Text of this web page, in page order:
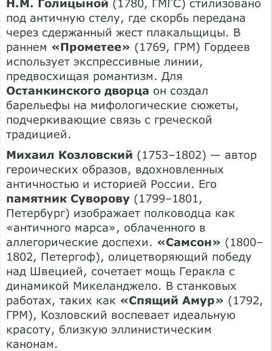
Н.М. Голицыной (1780, ГМГС) стилизовано
под античную стелу, где скорбь передана
через сдержанный жест плакальщицы. В
раннем «Прометее» (1769, ГРМ) Гордеев
использует экспрессивные линии,
предвосхищая романтизм. Для
Останкинского дворца он создал
барельефы на мифологические сюжеты,
подчеркивающие связь с греческой
традицией.
Михаил Козловский (1753–1802) — автор
героических образов, вдохновленных
античностью и историей России. Его
памятник Суворову (1799–1801,
Петербург) изображает полководца как
«античного марса», облаченного в
аллегорические доспехи. «Самсон» (1800–
1802, Петергоф), олицетворяющий победу
над Швецией, сочетает мощь Геракла с
динамикой Микеланджело. В станковых
работах, таких как «Спящий Амур» (1792,
ГРМ), Козловский воспевает идеальную
красоту, близкую эллинистическим
канонам.